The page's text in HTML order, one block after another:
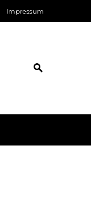
Impressum